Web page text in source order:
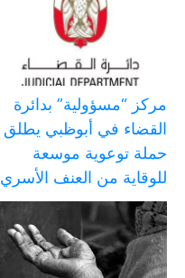
مركز “مسؤولية” بدائرة
القضاء في أبوظبي يطلق
حملة توعوية موسعة
للوقاية من العنف الأسري